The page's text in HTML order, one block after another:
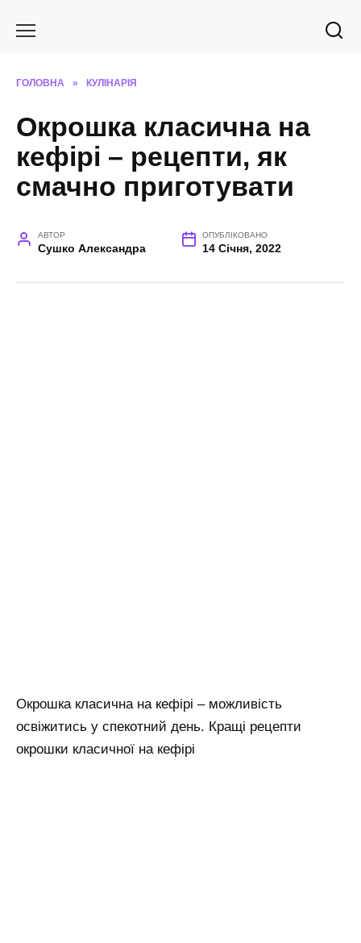
ГОЛОВНА » КУЛІНАРІЯ
Окрошка класична на
кефірі – рецепти, як
смачно приготувати
АВТОР
Сушко Александра
ОПУБЛІКОВАНО
14 Січня, 2022
Окрошка класична на кефірі – можливість
освіжитись у спекотний день. Кращі рецепти
окрошки класичної на кефірі